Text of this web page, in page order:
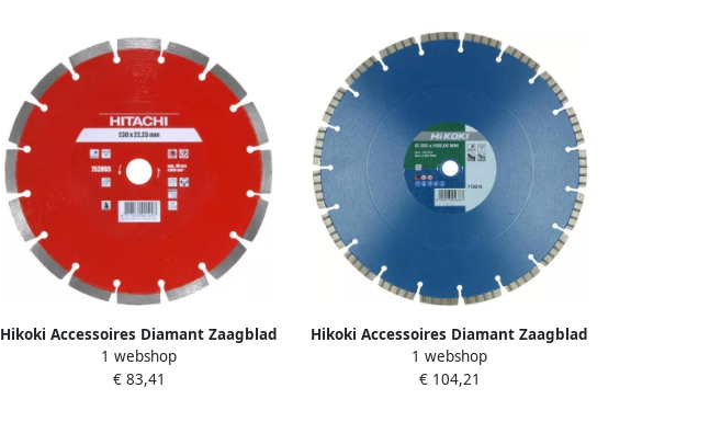
Hikoki Accessoires Diamant Zaagblad
300X22 2X10Mm Type Baksteen Laser
752867
1 webshop
€ 83,41
Hikoki Accessoires Diamant Zaagblad
300X25 4X10 Type Concrete Standard
Laser 773009
1 webshop
€ 104,21